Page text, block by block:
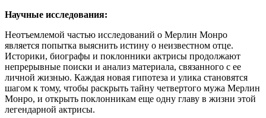
Научные исследования:
Неотъемлемой частью исследований о Мерлин Монро
является попытка выяснить истину о неизвестном отце.
Историки, биографы и поклонники актрисы продолжают
непрерывные поиски и анализ материала, связанного с ее
личной жизнью. Каждая новая гипотеза и улика становятся
шагом к тому, чтобы раскрыть тайну четвертого мужа Мерлин
Монро, и открыть поклонникам еще одну главу в жизни этой
легендарной актрисы.